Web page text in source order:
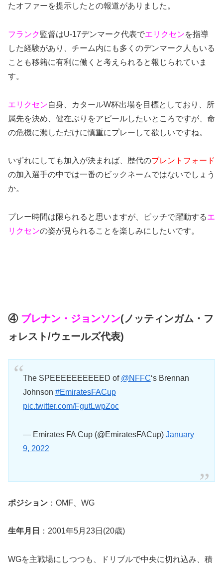
たオファーを提示したとの報道がありました。
フランク監督はU-17デンマーク代表でエリクセンを指導
した経験があり、チーム内にも多くのデンマーク人もいる
ことも移籍に有利に働くと考えられると報じられていま
す。
エリクセン自身、カタールW杯出場を目標としており、所
属先を決め、健在ぶりをアピールしたいところですが、命
の危機に瀕しただけに慎重にプレーして欲しいですね。
いずれにしても加入が決まれば、歴代のブレントフォード
の加入選手の中では一番のビックネームではないでしょう
か。
プレー時間は限られると思いますが、ピッチで躍動するエ
リクセンの姿が見られることを楽しみにしたいです。
④ ブレナン・ジョンソン(ノッティンガム・フ
ォレスト/ウェールズ代表)
The SPEEEEEEEEEED of @NFFC‘s Brennan
Johnson #EmiratesFACup
pic.twitter.com/FgutLwpZoc
— Emirates FA Cup (@EmiratesFACup) January
9, 2022
ポジション ：OMF、WG
生年月日 ：2001年5月23日(20歳)
WGを主戦場にしつつも、ドリブルで中央に切れ込み、積